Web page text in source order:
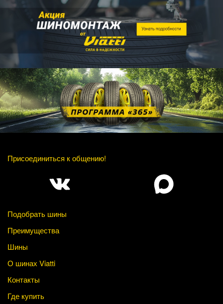
Присоединиться к общению!
Подобрать шины
Преимущества
Шины
О шинах Viatti
Контакты
Где купить